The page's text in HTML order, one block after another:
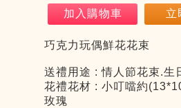
加入購物車
立
巧克力玩偶鮮花花束
送禮用途 : 情人節花束.生
花禮花材 : 小叮噹約
玫瑰